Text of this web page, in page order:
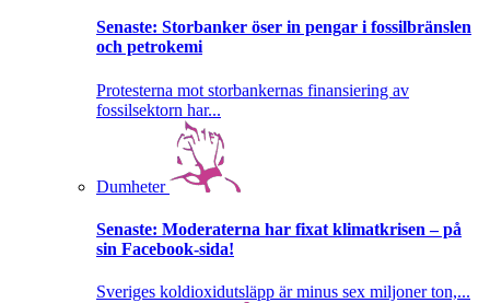
Senaste: Storbanker öser in pengar i fossilbränslen
och petrokemi
Protesterna mot storbankernas finansiering av
fossilsektorn har...
Dumheter
Senaste: Moderaterna har fixat klimatkrisen – på
sin Facebook-sida!
Sveriges koldioxidutsläpp är minus sex miljoner ton,...